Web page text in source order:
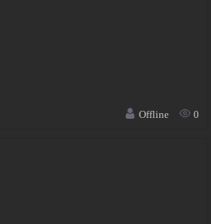
Offline
0